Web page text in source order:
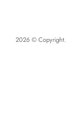
2026 © Copyright.